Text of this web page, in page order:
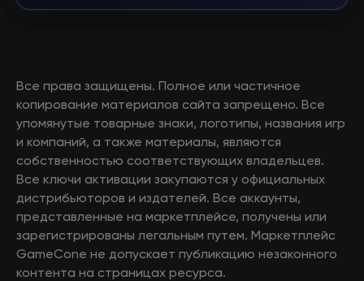
Все права защищены. Полное или частичное
копирование материалов сайта запрещено. Все
упомянутые товарные знаки, логотипы, названия игр
и компаний, а также материалы, являются
собственностью соответствующих владельцев.
Все ключи активации закупаются у официальных
дистрибьюторов и издателей. Все аккаунты,
представленные на маркетплейсе, получены или
зарегистрированы легальным путем. Маркетплейс
GameCone не допускает публикацию незаконного
контента на страницах ресурса.